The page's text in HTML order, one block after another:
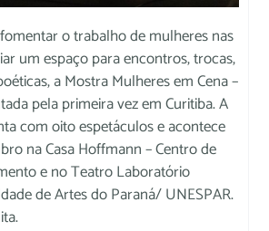
o trabalho de mulheres nas
um espaço para encontros, trocas,
a Mostra Mulheres em Cena –
pela primeira vez em Curitiba. A
com oito espetáculos e acontece
na Casa Hoffmann – Centro de
e no Teatro Laboratório
de Artes do Paraná/ UNESPAR.